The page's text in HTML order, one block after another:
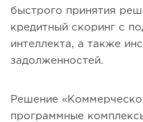
быстрого принятия
кредитный скоринг с
интеллекта, а также
задолженностей.
Решение
программные